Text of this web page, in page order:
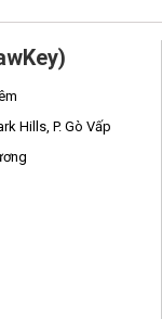
Hills, P. Gò Vấp